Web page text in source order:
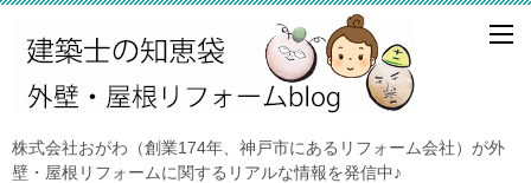
株式会社おがわ（創業174年、神戸市にあるリフォーム会社）が外
壁・屋根リフォームに関するリアルな情報を発信中♪